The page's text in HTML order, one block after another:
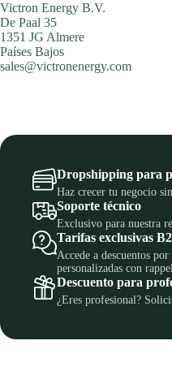
Victron Energy B.V.
De Paal 35
1351 JG Almere
Países Bajos
sales@victronenergy.com
Dropshipping para
Haz crecer tu negocio
Soporte técnico
Exclusivo para nuestra
Tarifas exclusivas
Accede a descuentos
personalizadas con rappel.
Descuento para
¿Eres profesional?